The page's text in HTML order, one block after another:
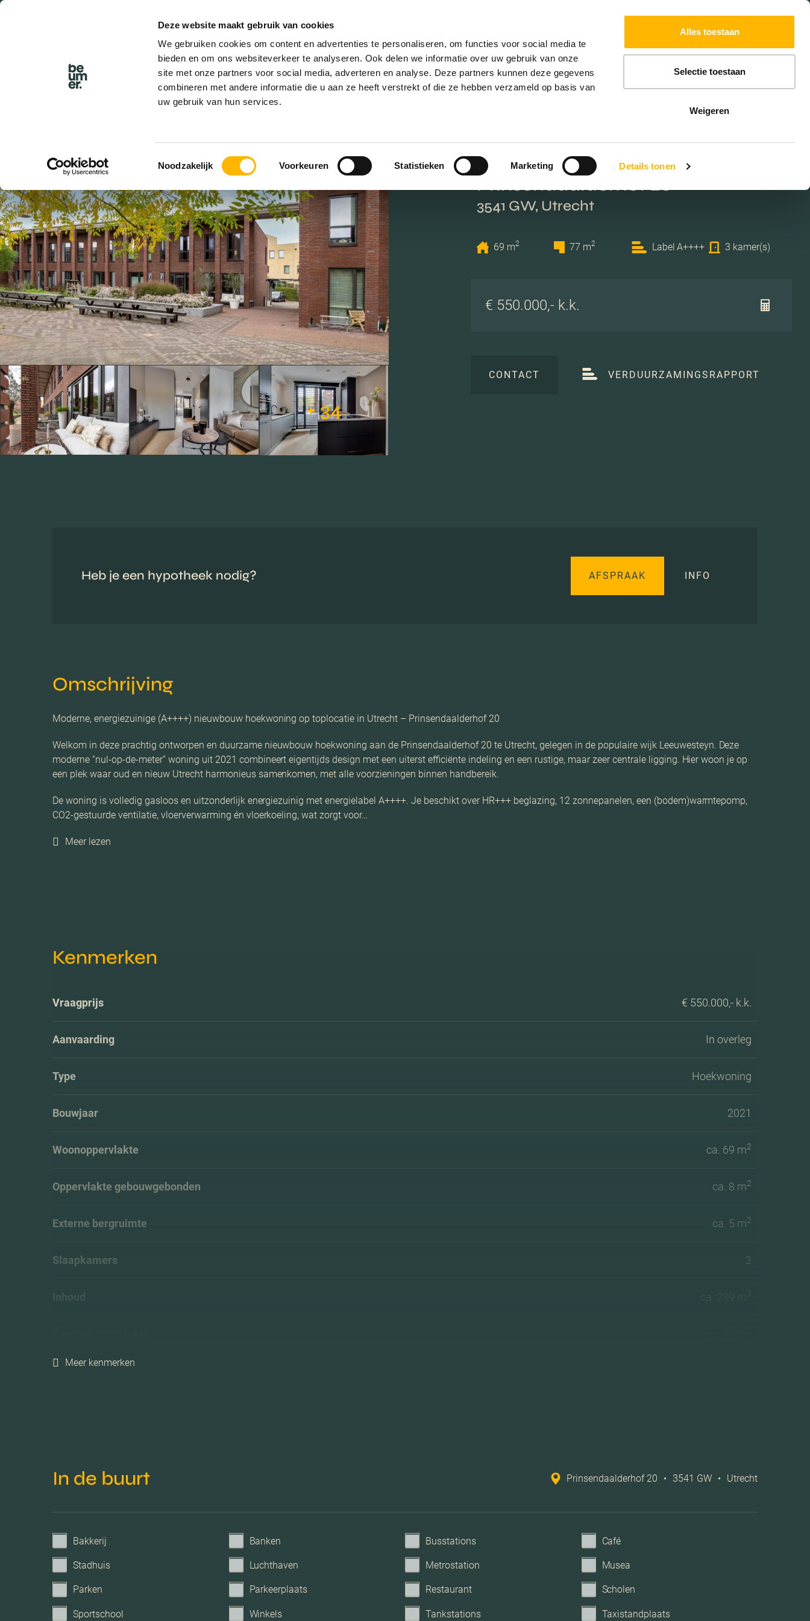
Deze website maakt gebruik van cookies
We gebruiken cookies om content en advertenties te personaliseren, om functies voor social media te
bieden en om ons websiteverkeer te analyseren. Ook delen we informatie over uw gebruik van onze
site met onze partners voor social media, adverteren en analyse. Deze partners kunnen deze gegevens
combineren met andere informatie die u aan ze heeft verstrekt of die ze hebben verzameld op basis van
uw gebruik van hun services.
Toestemmingsselectie
Noodzakelijk Voorkeuren Statistieken Marketing Details tonen
Alles toestaan
Selectie toestaan
Weigeren
EXTRA DIENSTEN
+ 34
Prinsendaalderhof 20
3541 GW, Utrecht
69 m2 77 m2 Label A++++ 3 kamer(s)
€ 550.000,- k.k.
CONTACT VERDUURZAMINGSRAPPORT
Heb je een hypotheek nodig? AFSPRAAK INFO
Omschrijving
Moderne, energiezuinige (A++++) nieuwbouw hoekwoning op toplocatie in Utrecht – Prinsendaalderhof 20
Welkom in deze prachtig ontworpen en duurzame nieuwbouw hoekwoning aan de Prinsendaalderhof 20 te Utrecht, gelegen in de populaire wijk Leeuwesteyn. Deze
moderne “nul-op-de-meter” woning uit 2021 combineert eigentijds design met een uiterst efficiënte indeling en een rustige, maar zeer centrale ligging. Hier woon je op
een plek waar oud en nieuw Utrecht harmonieus samenkomen, met alle voorzieningen binnen handbereik.
De woning is volledig gasloos en uitzonderlijk energiezuinig met energielabel A++++. Je beschikt over HR+++ beglazing, 12 zonnepanelen, een (bodem)warmtepomp,
CO2-gestuurde ventilatie, vloerverwarming én vloerkoeling, wat zorgt voor…
Meer lezen
Kenmerken
Vraagprijs € 550.000,- k.k.
Aanvaarding In overleg
Type Hoekwoning
Bouwjaar 2021
Woonoppervlakte ca. 69 m2
Oppervlakte gebouwgebonden ca. 8 m2
Externe bergruimte ca. 5 m2
Slaapkamers 2
3
Energielabel
Voorzieningen
Mechanische ventilatie, tv kabel, glasvezel kabel, zonnepanelen,
Parkeerfaciliteiten
Garage Parkeerplaats, geen garage
Meer kenmerken
In de buurt Prinsendaalderhof 20 • 3541 GW • Utrecht
Bakkerij Banken Busstations Café
Stadhuis Luchthaven Metrostation Musea
Parken Parkeerplaats Restaurant Scholen
Sportschool Winkels Tankstations Taxistandplaats